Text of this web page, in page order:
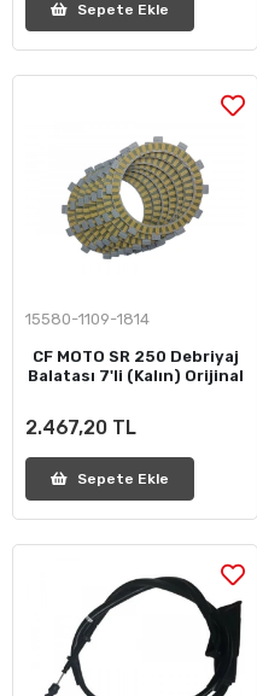
Sepete Ekle
15580-1109-1814
CF MOTO SR 250 Debriyaj
Balatası 7'li (Kalın) Orijinal
2.467,20 TL
Sepete Ekle